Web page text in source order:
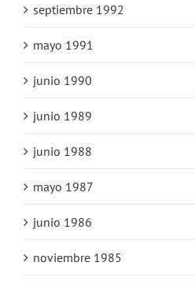
septiembre 1992
mayo 1991
junio 1990
junio 1989
junio 1988
mayo 1987
junio 1986
noviembre 1985